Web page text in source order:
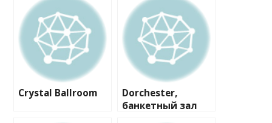
Crystal Ballroom
Dorchester,
банкетный зал